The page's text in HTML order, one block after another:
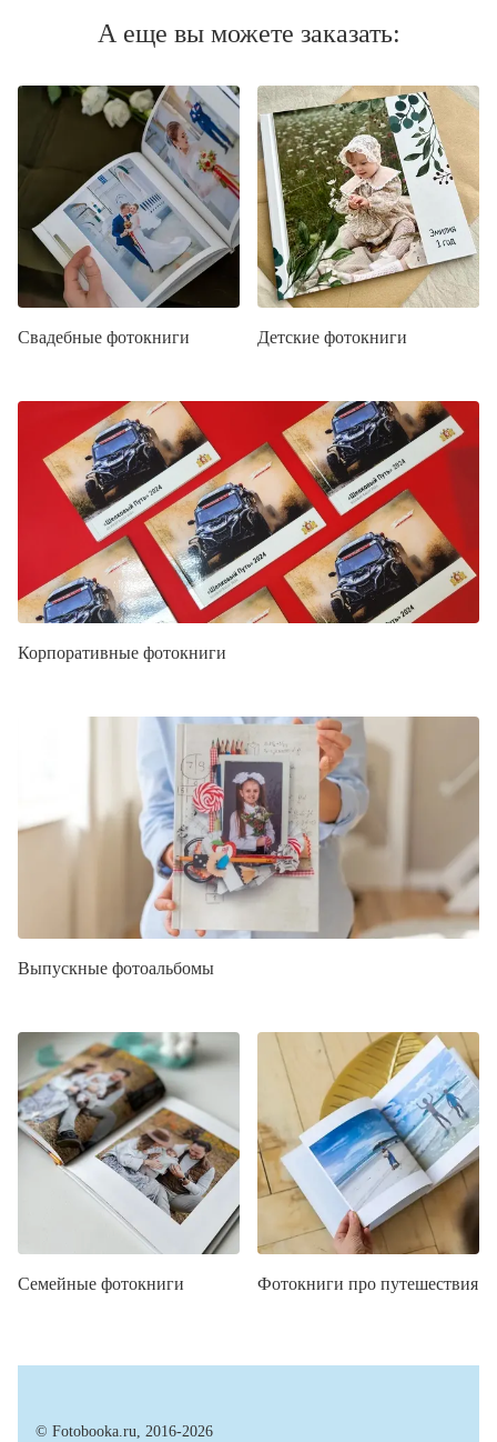
А еще вы можете заказать:
Свадебные фотокниги Детские фотокниги
Корпоративные фотокниги
Выпускные фотоальбомы
Семейные фотокниги Фотокниги про путешествия
© Fotobooka.ru, 2016-2026